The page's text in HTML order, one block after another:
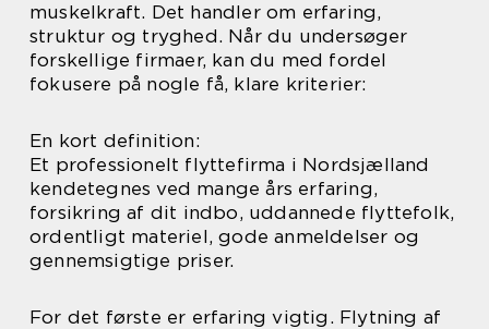
muskelkraft. Det handler om erfaring,
struktur og tryghed. Når du undersøger
forskellige firmaer, kan du med fordel
fokusere på nogle få, klare kriterier:
En kort definition:
Et professionelt flyttefirma i Nordsjælland
kendetegnes ved mange års erfaring,
forsikring af dit indbo, uddannede flyttefolk,
ordentligt materiel, gode anmeldelser og
gennemsigtige priser.
For det første er erfaring vigtig. Flytning af